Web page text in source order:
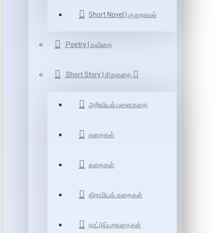
Short Novel | குறுநாவல்
Poetry | கவிதை
Short Story | சிறுகதை
அறிவியல் புனைகதை
கதைகள்
கதைகள்
கிராமியக் கதைகள்
நாட்டுப்புறகதைகள்